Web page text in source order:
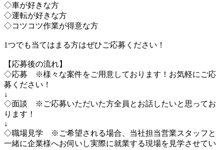
◇車が好きな方
◇運転が好きな方
◇コツコツ作業が得意な方
1つでも当てはまる方はぜひご応募ください！
【応募後の流れ】
◇応募 ※様々な案件をご用意しております！お気軽にご応
募ください！
↓
◇面談 ※ご応募いただいた方全員とお話したいと思ってお
ります！
↓
◇職場見学 ※ご希望される場合、当社担当営業スタッフと
一緒に企業様へお伺いし実際に就業する現場を見学させてい